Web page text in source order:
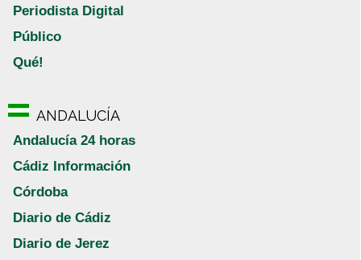
Periodista Digital
Público
Qué!
ANDALUCÍA
Andalucía 24 horas
Cádiz Información
Córdoba
Diario de Cádiz
Diario de Jerez